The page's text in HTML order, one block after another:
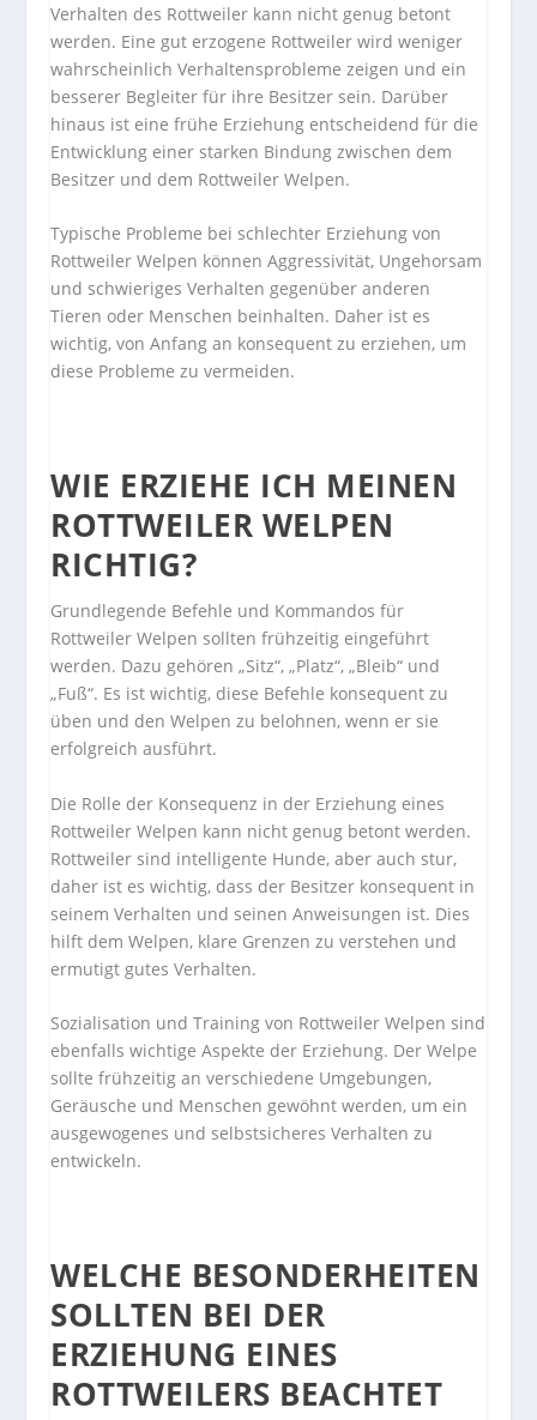
Verhalten des Rottweiler kann nicht genug betont
werden. Eine gut erzogene Rottweiler wird weniger
wahrscheinlich Verhaltensprobleme zeigen und ein
besserer Begleiter für ihre Besitzer sein. Darüber
hinaus ist eine frühe Erziehung entscheidend für die
Entwicklung einer starken Bindung zwischen dem
Besitzer und dem Rottweiler Welpen.
Typische Probleme bei schlechter Erziehung von
Rottweiler Welpen können Aggressivität, Ungehorsam
und schwieriges Verhalten gegenüber anderen
Tieren oder Menschen beinhalten. Daher ist es
wichtig, von Anfang an konsequent zu erziehen, um
diese Probleme zu vermeiden.
WIE ERZIEHE ICH MEINEN
ROTTWEILER WELPEN
RICHTIG?
Grundlegende Befehle und Kommandos für
Rottweiler Welpen sollten frühzeitig eingeführt
werden. Dazu gehören „Sitz“, „Platz“, „Bleib“ und
„Fuß“. Es ist wichtig, diese Befehle konsequent zu
üben und den Welpen zu belohnen, wenn er sie
erfolgreich ausführt.
Die Rolle der Konsequenz in der Erziehung eines
Rottweiler Welpen kann nicht genug betont werden.
Rottweiler sind intelligente Hunde, aber auch stur,
daher ist es wichtig, dass der Besitzer konsequent in
seinem Verhalten und seinen Anweisungen ist. Dies
hilft dem Welpen, klare Grenzen zu verstehen und
ermutigt gutes Verhalten.
Sozialisation und Training von Rottweiler Welpen sind
ebenfalls wichtige Aspekte der Erziehung. Der Welpe
sollte frühzeitig an verschiedene Umgebungen,
Geräusche und Menschen gewöhnt werden, um ein
ausgewogenes und selbstsicheres Verhalten zu
entwickeln.
WELCHE BESONDERHEITEN
SOLLTEN BEI DER
ERZIEHUNG EINES
ROTTWEILERS BEACHTET